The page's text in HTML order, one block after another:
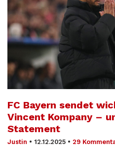
FC Bayern sendet
Vincent Kompany –
Statement
Justin • 12.12.2025 • 29